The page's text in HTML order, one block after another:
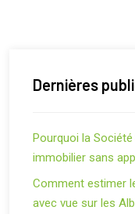
Dernières
Pourquoi la
immobilier sans
Comment estimer
avec vue sur les